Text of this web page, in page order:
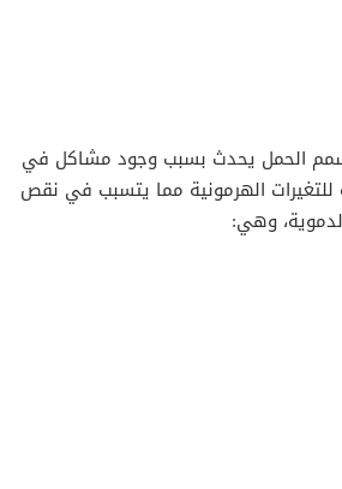
الحمل يحدث بسبب وجود مشاكل في
للتغيرات الهرمونية مما يتسبب في نقص
وهي: